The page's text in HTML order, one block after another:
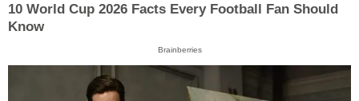
10 World Cup 2026 Facts Every Football Fan Should
Know
Brainberries